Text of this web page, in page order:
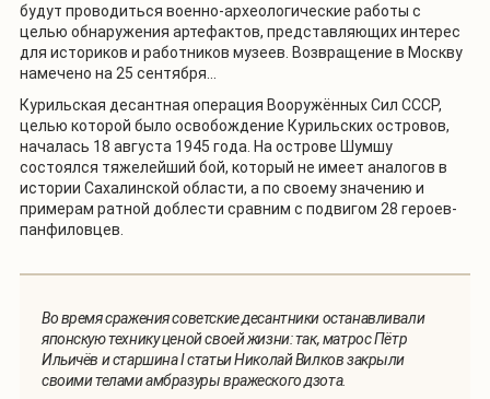
будут проводиться военно-археологические работы с
целью обнаружения артефактов, представляющих интерес
для историков и работников музеев. Возвращение в Москву
намечено на 25 сентября…
Курильская десантная операция Вооружённых Сил СССР,
целью которой было освобождение Курильских островов,
началась 18 августа 1945 года. На острове Шумшу
состоялся тяжелейший бой, который не имеет аналогов в
истории Сахалинской области, а по своему значению и
примерам ратной доблести сравним с подвигом 28 героев-
панфиловцев.
Во время сражения советские десантники останавливали
японскую технику ценой своей жизни: так, матрос Пётр
Ильичёв и старшина I статьи Николай Вилков закрыли
своими телами амбразуры вражеского дзота.